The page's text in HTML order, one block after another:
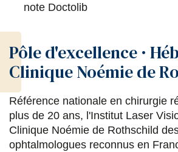
note Doctolib
Pôle d'excellence ·
Clinique Noémie de
Référence nationale en chirurgie
plus de 20 ans, l'Institut Laser
Clinique Noémie de Rothschild
ophtalmologues reconnus en